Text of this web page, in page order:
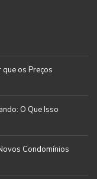
os Preços
O Que Isso
Condomínios